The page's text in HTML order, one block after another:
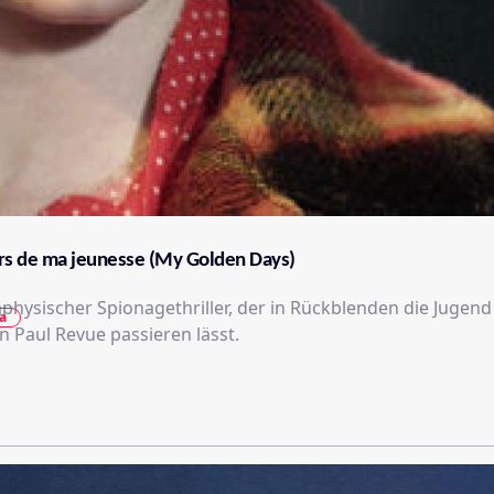
de ma jeunesse (My Golden Days)
Spionagethriller, der in Rückblenden die
Paul Revue passieren lässt.